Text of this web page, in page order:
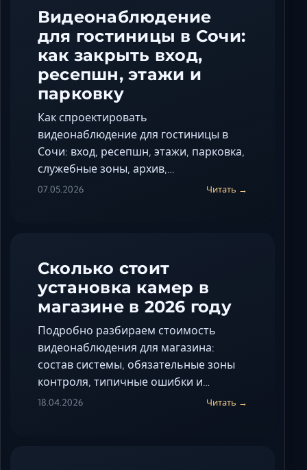
Видеонаблюдение
для гостиницы в Сочи:
как закрыть вход,
ресепшн, этажи и
парковку
Как спроектировать
видеонаблюдение для гостиницы в
Сочи: вход, ресепшн, этажи, парковка,
служебные зоны, архив,…
07.05.2026 Читать →
Сколько стоит
установка камер в
магазине в 2026 году
Подробно разбираем стоимость
видеонаблюдения для магазина:
состав системы, обязательные зоны
контроля, типичные ошибки и…
18.04.2026 Читать →